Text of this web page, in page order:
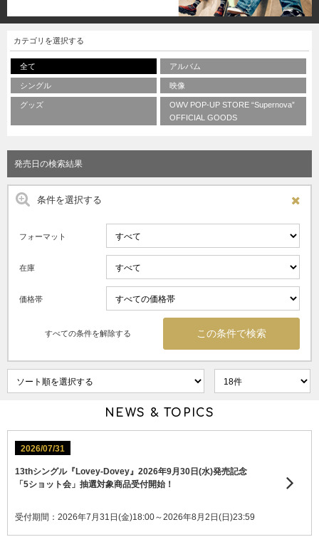
カテゴリを選択する
全て アルバム
シングル 映像
グッズ
OWV POP-UP STORE “Supernova”
OFFICIAL GOODS
発売日の検索結果
条件を選択する
フォーマット
在庫
価格帯
すべての条件を解除する
NEWS & TOPICS
2026/07/31
13thシングル『Lovey-Dovey』2026年9月30日(水)発売記念
「5ショット会」抽選対象商品受付開始！
受付期間：2026年7月31日(金)18:00～2026年8月2日(日)23:59